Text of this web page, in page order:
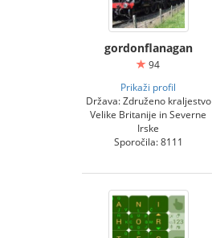
gordonflanagan
94
Prikaži profil
Država: Združeno kraljestvo
Velike Britanije in Severne
Irske
Sporočila: 8111